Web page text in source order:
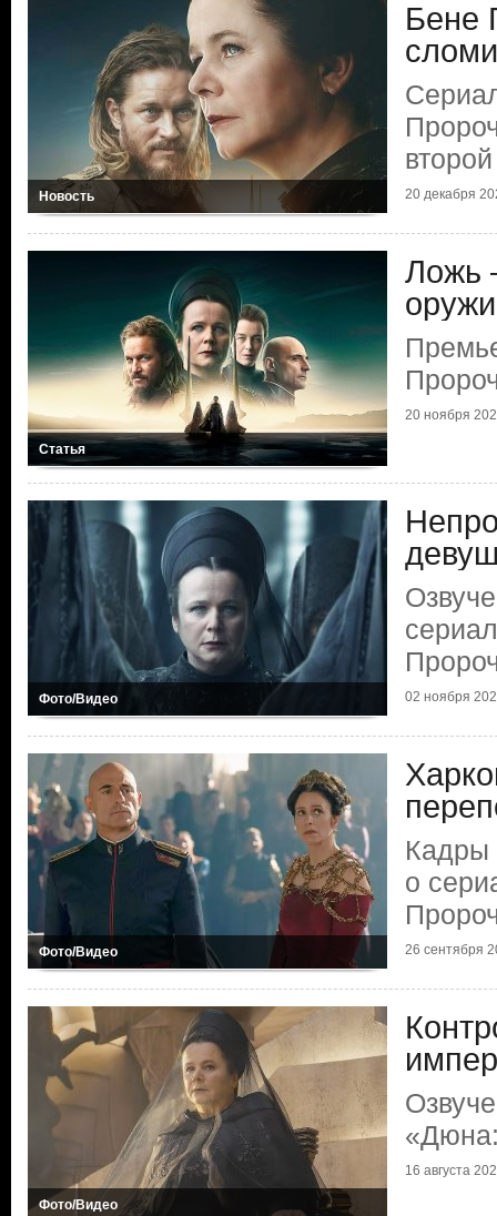
Новость
Бене
20 декабря
Статья
Ложь
20 ноября
Фото/Видео 02 ноября
Фото/Видео
Кадры
о
26 сентября
Фото/Видео
16 августа